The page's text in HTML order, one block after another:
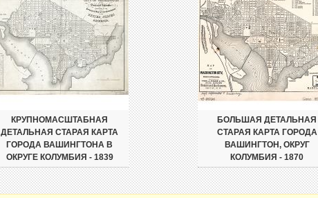
КРУПНОМАСШТАБНАЯ
ДЕТАЛЬНАЯ СТАРАЯ КАРТА
ГОРОДА ВАШИНГТОНА В
ОКРУГЕ КОЛУМБИЯ - 1839
БОЛЬШАЯ ДЕТАЛЬНАЯ
СТАРАЯ КАРТА ГОРОДА
ВАШИНГТОН, ОКРУГ
КОЛУМБИЯ - 1870